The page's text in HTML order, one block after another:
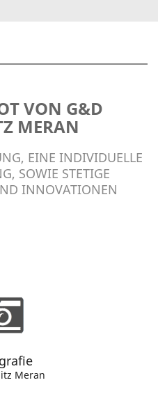
VON G&D
MERAN
EINE INDIVIDUELLE
SOWIE STETIGE
INNOVATIONEN
Meran